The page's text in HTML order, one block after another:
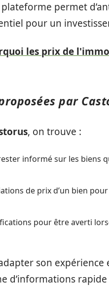
permet
pour un
les prix de
par
, on trouve :
informé sur les biens
de prix d’un bien
pour être averti
son expérience
d’informations